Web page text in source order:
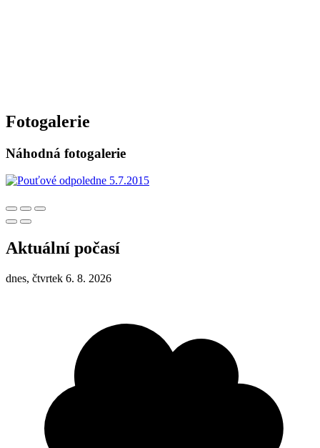
Fotogalerie
Náhodná fotogalerie
Aktuální počasí
dnes, čtvrtek 6. 8. 2026